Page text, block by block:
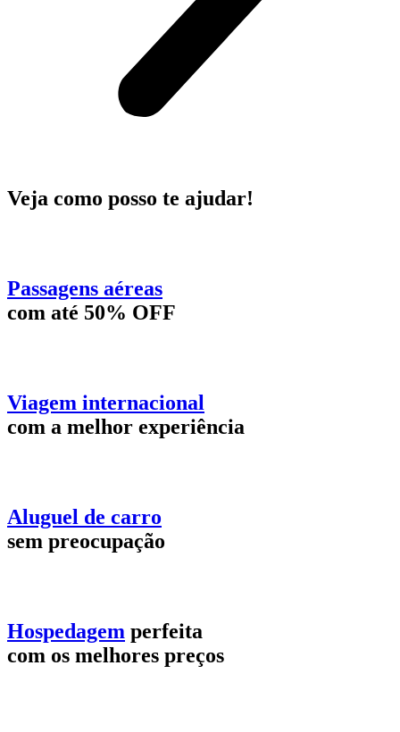
Veja como posso te ajudar!
Passagens aéreas
com até 50% OFF
Viagem internacional
com a melhor experiência
Aluguel de carro
sem preocupação
Hospedagem perfeita
com os melhores preços